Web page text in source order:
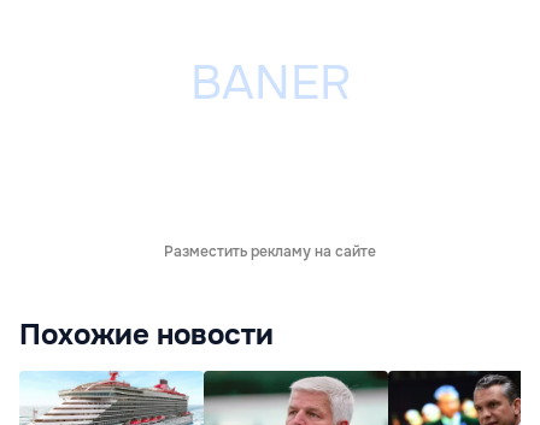
Разместить рекламу на сайте
Похожие новости